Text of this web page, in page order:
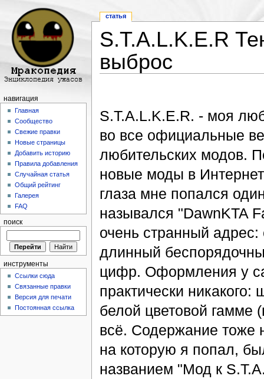
S.T.A.L.K.E.R
выброс
S.T.A.L.K.E.R. - моя
во все официальные
любительских модов.
новые моды в
глаза мне попался
назывался "DawnKTA
очень странный адрес:
длинный
цифр. Оформления у
практически никакого:
белой цветовой гамме
всё. Содержание тоже
на которую я попал,
названием "Мод к
статья
навигация
Главная
Сообщество
Свежие правки
Новые страницы
Добавить историю
Правила добавления
Случайная статья
Общий рейтинг
Галерея
FAQ
поиск
инструменты
Ссылки сюда
Связанные правки
Версия для печати
Постоянная ссылка